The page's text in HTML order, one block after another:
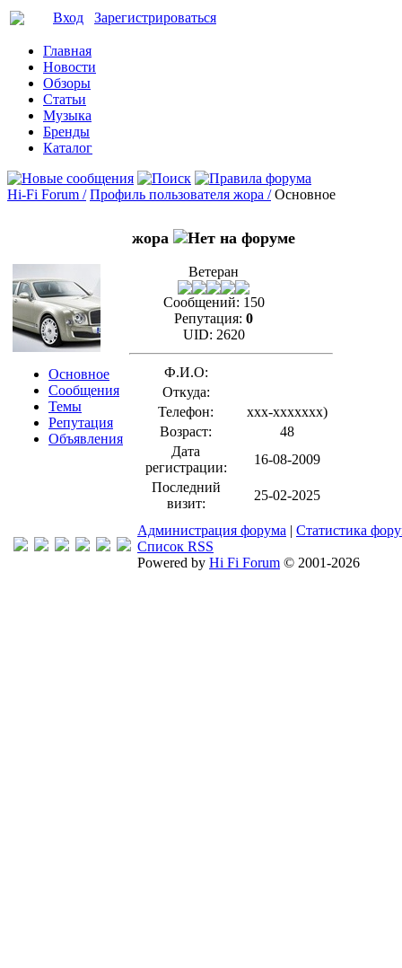
Вход Зарегистрироваться
Главная
Новости
Обзоры
Статьи
Музыка
Бренды
Каталог
Hi-Fi Forum / Профиль пользователя жора / Основное
Основное
Сообщения
Темы
Репутация
Объявления
жора
Ветеран
Сообщений: 150
Репутация: 0
UID: 2620
Ф.И.О:
Откуда:
Телефон:
xxx-xxxxxxx)
Возраст:
48
Дата
регистрации:
16-08-2009
Последний
визит:
25-02-2025
Администрация форума | Статистика
Список RSS
Powered by Hi Fi Forum © 2001-2026